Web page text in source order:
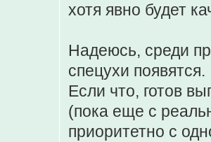
хотя явно будет
Надеюсь, среди
спецухи появятся.
Если что, готов
(пока еще с
приоритетно с